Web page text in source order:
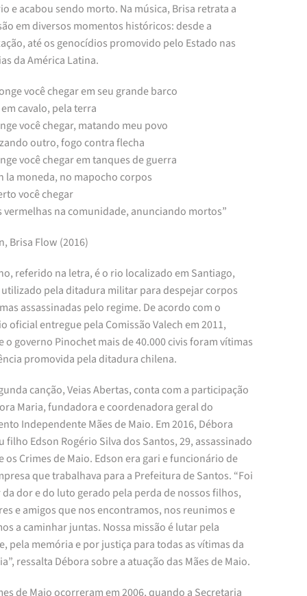
e acabou sendo morto. Na música, Brisa retrata a
em diversos momentos históricos: desde a
até os genocídios promovido pelo Estado nas
da América Latina.
você chegar em seu grande barco
cavalo, pela terra
você chegar, matando meu povo
outro, fogo contra flecha
você chegar em tanques de guerra
la moneda, no mapocho corpos
você chegar
vermelhas na comunidade, anunciando mortos”
Brisa Flow (2016)
referido na letra, é o rio localizado em Santiago,
pela ditadura militar para despejar corpos
assassinadas pelo regime. De acordo com o
oficial entregue pela Comissão Valech em 2011,
o governo Pinochet mais de 40.000 civis foram vítimas
promovida pela ditadura chilena.
canção, Veias Abertas, conta com a participação
Maria, fundadora e coordenadora geral do
Independente Mães de Maio. Em 2016, Débora
filho Edson Rogério Silva dos Santos, 29, assassinado
os Crimes de Maio. Edson era gari e funcionário de
que trabalhava para a Prefeitura de Santos. “Foi
dor e do luto gerado pela perda de nossos filhos,
e amigos que nos encontramos, nos reunimos e
a caminhar juntas. Nossa missão é lutar pela
pela memória e por justiça para todas as vítimas da
ressalta Débora sobre a atuação das Mães de Maio.
de Maio ocorreram em 2006, quando a Secretaria